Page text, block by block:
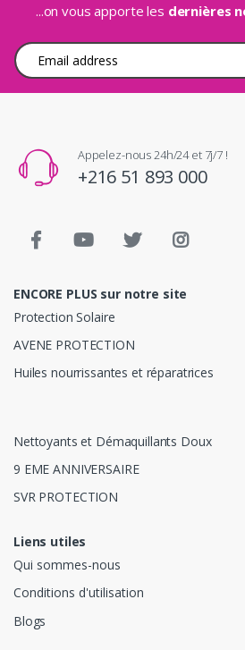
...on vous apporte les dernières
Adresse e-mail
Appelez-nous 24h/24 et 7j/7 !
+216 51 893 000
ENCORE PLUS sur notre site
Protection Solaire
AVENE PROTECTION
Huiles nourrissantes et réparatrices
Nettoyants et Démaquillants Doux
9 EME ANNIVERSAIRE
SVR PROTECTION
Liens utiles
Qui sommes-nous
Conditions d'utilisation
Blogs